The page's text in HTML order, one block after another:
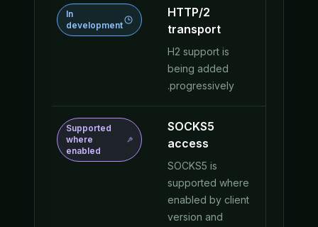
HTTP/2
transport
H2 support is
being added
progressively.
development
SOCKS5
access
SOCKS5 is
supported where
enabled by client
version and
Supported
where
enabled